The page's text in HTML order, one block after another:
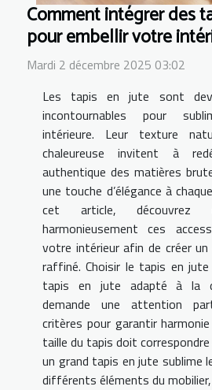
Comment intégrer des
pour embellir votre
Mardi 2 décembre 2025 03:02
Les tapis en jute sont
incontournables pour
intérieure. Leur texture
chaleureuse invitent à
authentique des matières
une touche d’élégance à
cet article, découvrez
harmonieusement ces
votre intérieur afin de créer
raffiné. Choisir le tapis en jute
tapis en jute adapté à la
demande une attention
critères pour garantir
taille du tapis doit correspondre
un grand tapis en jute sublime
différents éléments du mobilier,